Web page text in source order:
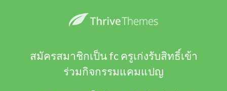
สมัครสมาชิกเป็น fc ครูเก่งรับสิทธิ์เข้า
ร่วมกิจกรรมแคมแปญ